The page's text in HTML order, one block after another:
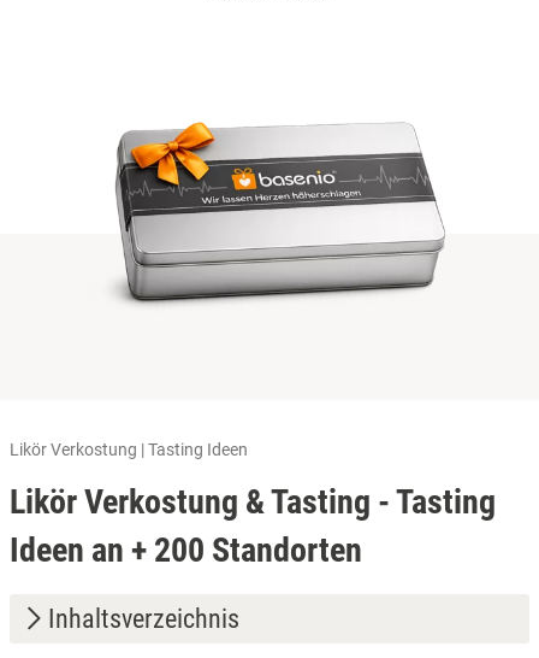
Likör Verkostung | Tasting Ideen
Likör Verkostung & Tasting - Tasting
Ideen an + 200 Standorten
Inhaltsverzeichnis